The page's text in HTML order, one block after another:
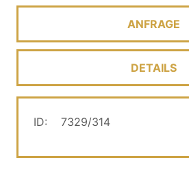
ANFRAGE
DETAILS
ID: 7329/314